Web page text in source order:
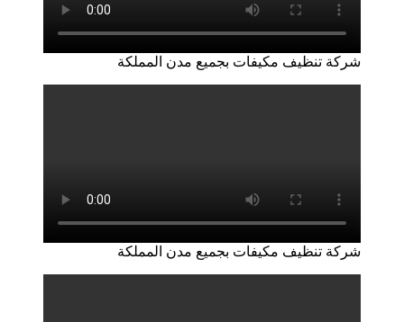
شركة تنظيف مكيفات بجميع مدن المملكة
شركة تنظيف مكيفات بجميع مدن المملكة